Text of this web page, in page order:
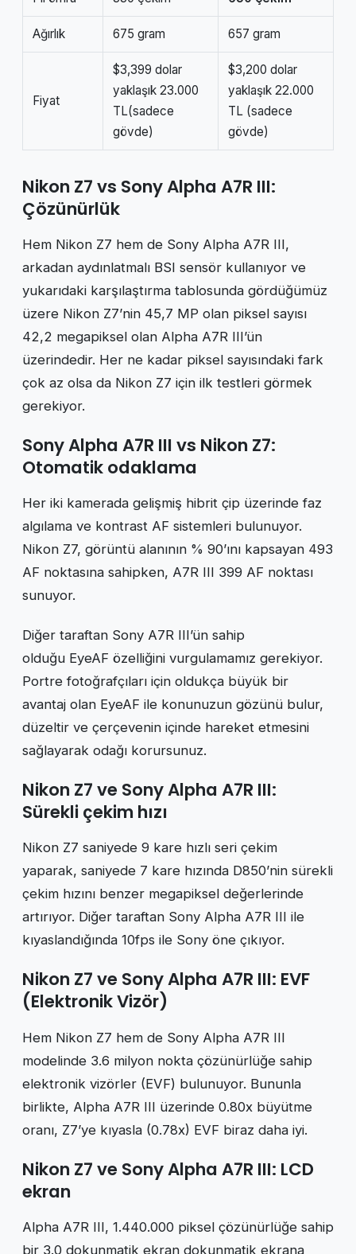
Ağırlık 675 gram 657 gram
Fiyat
$3,399 dolar
yaklaşık 23.000
TL(sadece
gövde)
$3,200 dolar
yaklaşık 22.000
TL (sadece
gövde)
Nikon Z7 vs Sony Alpha A7R III:
Çözünürlük
Hem Nikon Z7 hem de Sony Alpha A7R III,
arkadan aydınlatmalı BSI sensör kullanıyor ve
yukarıdaki karşılaştırma tablosunda gördüğümüz
üzere Nikon Z7’nin 45,7 MP olan piksel sayısı
42,2 megapiksel olan Alpha A7R III’ün
üzerindedir. Her ne kadar piksel sayısındaki fark
çok az olsa da Nikon Z7 için ilk testleri görmek
gerekiyor.
Sony Alpha A7R III vs Nikon Z7:
Otomatik odaklama
Her iki kamerada gelişmiş hibrit çip üzerinde faz
algılama ve kontrast AF sistemleri bulunuyor.
Nikon Z7, görüntü alanının % 90’ını kapsayan 493
AF noktasına sahipken, A7R III 399 AF noktası
sunuyor.
Diğer taraftan Sony A7R III’ün sahip
olduğu EyeAF özelliğini vurgulamamız gerekiyor.
Portre fotoğrafçıları için oldukça büyük bir
avantaj olan EyeAF ile konunuzun gözünü bulur,
düzeltir ve çerçevenin içinde hareket etmesini
sağlayarak odağı korursunuz.
Nikon Z7 ve Sony Alpha A7R III:
Sürekli çekim hızı
Nikon Z7 saniyede 9 kare hızlı seri çekim
yaparak, saniyede 7 kare hızında D850’nin sürekli
çekim hızını benzer megapiksel değerlerinde
artırıyor. Diğer taraftan Sony Alpha A7R III ile
kıyaslandığında 10fps ile Sony öne çıkıyor.
Nikon Z7 ve Sony Alpha A7R III: EVF
(Elektronik Vizör)
Hem Nikon Z7 hem de Sony Alpha A7R III
modelinde 3.6 milyon nokta çözünürlüğe sahip
elektronik vizörler (EVF) bulunuyor. Bununla
birlikte, Alpha A7R III üzerinde 0.80x büyütme
oranı, Z7’ye kıyasla (0.78x) EVF biraz daha iyi.
Nikon Z7 ve Sony Alpha A7R III: LCD
ekran
Alpha A7R III, 1.440.000 piksel çözünürlüğe sahip
bir 3.0 dokunmatik ekran dokunmatik ekrana